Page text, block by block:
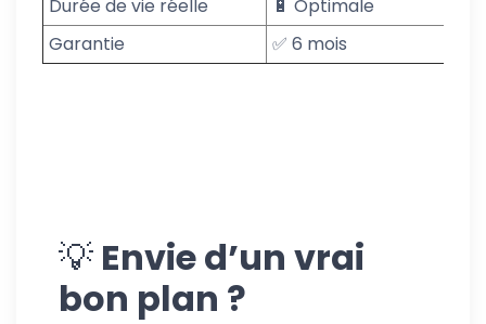
Durée de vie réelle
🔋 Optimale
Garantie
✅ 6 mois
💡 Envie d’un vrai
bon plan ?